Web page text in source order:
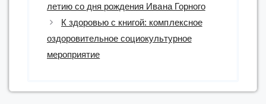
летию со дня рождения Ивана Горного
К здоровью с книгой: комплексное
оздоровительное социокультурное
мероприятие